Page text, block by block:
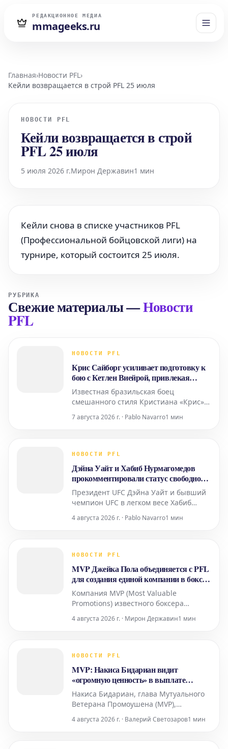
РЕДАКЦИОННОЕ МЕДИА
mmageeks.ru
Главная›Новости PFL›
Кейли возвращается в строй PFL 25 июля
НОВОСТИ PFL
Кейли возвращается в строй
PFL 25 июля
5 июля 2026 г.Мирон Державин1 мин
Кейли снова в списке участников PFL
(Профессиональной бойцовской лиги) на
турнире, который состоится 25 июля.
РУБРИКА
Свежие материалы—Новости
PFL
НОВОСТИ PFL
Крис Сайборг усиливает подготовку к
бою с Кетлен Виейрой, привлекая
Холли Холм
Известная бразильская боец
смешанного стиля Кристиана «Крис»
в женском полулегком весе, готовится
повышения уровня своей подготовки
тренировочный лагерь бывшую
чемпио
7 августа 2026 г. · Pablo Navarro1 мин
НОВОСТИ PFL
Дэйна Уайт и Хабиб Нурмагомедов
прокомментировали статус свободного
агента Усмана Нурмагомедова
Президент UFC Дэйна Уайт и бывший
чемпион UFC в легком весе Хабиб
того, что Усман Нурмагомедов,
теперь может вести переговоры с
с UFC. Усман Нурмагоме
4 августа 2026 г. · Pablo Navarro1 мин
НОВОСТИ PFL
MVP Джейка Пола объединяется с PFL
для создания единой компании в боксе
и MMA
Компания MVP (Most Valuable
Promotions) известного боксера
единоборств Professional Fighters
объединение призвано создать новую
как профессиональный бокс, так и
MMA, что является з
4 августа 2026 г. · Мирон Державин1 мин
НОВОСТИ PFL
MVP: Накиса Бидариан видит
«огромную ценность» в выплате
бойцам 50% выручки
Накиса Бидариан, глава Мутуального
Ветерана Промоушена (MVP),
ценность, которую компания видит в
4 августа 2026 г. · Валерий Светозаров1 мин